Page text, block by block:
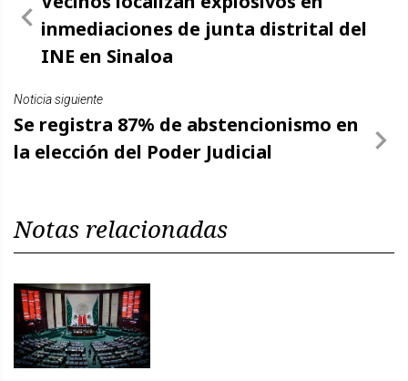
inmediaciones de junta distrital del
INE en Sinaloa
Noticia siguiente
Se registra 87% de abstencionismo en
la elección del Poder Judicial
Notas relacionadas